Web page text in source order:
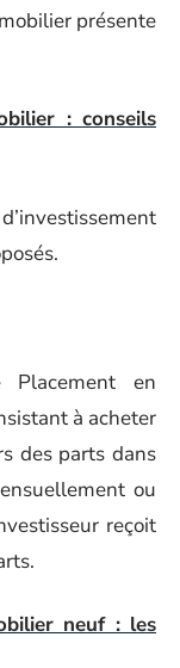
présente
: conseils
Placement en
à acheter
des parts dans
ou
reçoit
neuf : les